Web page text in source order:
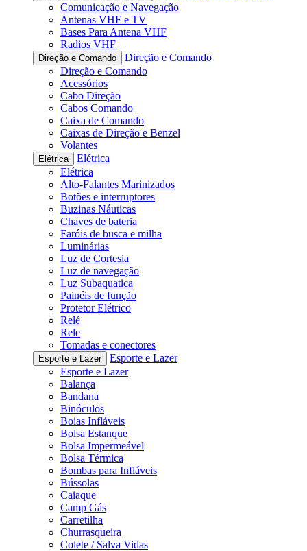
Comunicação e Navegação
Antenas VHF e TV
Bases Para Antena VHF
Radios VHF
Direção e Comando
Direção e Comando
Direção e Comando
Acessórios
Cabo Direção
Cabos Comando
Caixa de Comando
Caixas de Direção e Benzel
Volantes
Elétrica
Elétrica
Elétrica
Alto-Falantes Marinizados
Botões e interruptores
Buzinas Náuticas
Chaves de bateria
Faróis de busca e milha
Luminárias
Luz de Cortesia
Luz de navegação
Luz Subaquatica
Painéis de função
Protetor Elétrico
Relé
Rele
Tomadas e conectores
Esporte e Lazer
Esporte e Lazer
Esporte e Lazer
Balança
Bandana
Binóculos
Boias Infláveis
Bolsa Estanque
Bolsa Impermeável
Bolsa Térmica
Bombas para Infláveis
Bússolas
Caiaque
Camp Gás
Carretilha
Churrasqueira
Colete / Salva Vidas